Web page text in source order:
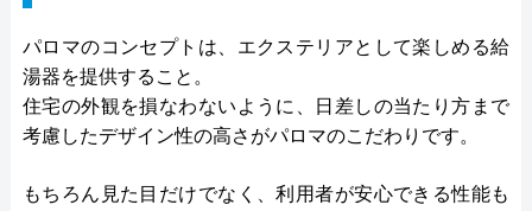
パロマのコンセプトは、エクステリアとして楽しめる給
湯器を提供すること。
住宅の外観を損なわないように、日差しの当たり方まで
考慮したデザイン性の高さがパロマのこだわりです。
もちろん見た目だけでなく、利用者が安心できる性能も